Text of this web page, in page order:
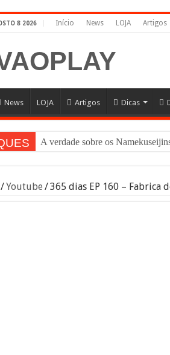
8 2026 Início News LOJA Artigos
News LOJA Artigos Dicas
A verdade sobre os
/Youtube /365 dias EP 160 – Fabrica